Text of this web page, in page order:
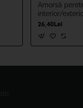
Amorsă
interior/
26,40Lei